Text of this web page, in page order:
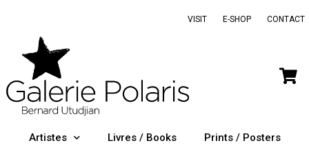
VISIT E-SHOP CONTACT
Artistes Livres / Books Prints / Posters